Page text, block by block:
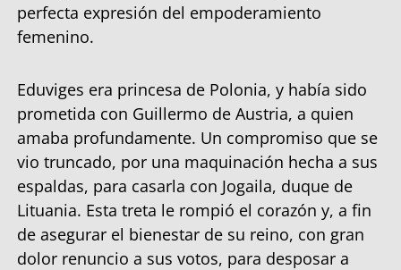
perfecta expresión del empoderamiento
femenino.
Eduviges era princesa de Polonia, y había sido
prometida con Guillermo de Austria, a quien
amaba profundamente. Un compromiso que se
vio truncado, por una maquinación hecha a sus
espaldas, para casarla con Jogaila, duque de
Lituania. Esta treta le rompió el corazón y, a fin
de asegurar el bienestar de su reino, con gran
dolor renuncio a sus votos, para desposar a